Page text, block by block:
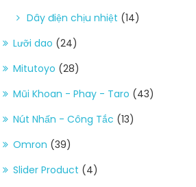
Dây điện chịu nhiệt (14)
Lưỡi dao (24)
Mitutoyo (28)
Mũi Khoan - Phay - Taro (43)
Nút Nhấn - Công Tắc (13)
Omron (39)
Slider Product (4)